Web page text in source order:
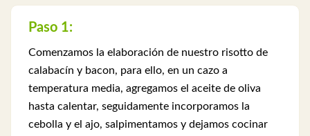
Paso 1:
Comenzamos la elaboración de nuestro risotto de
calabacín y bacon, para ello, en un cazo a
temperatura media, agregamos el aceite de oliva
hasta calentar, seguidamente incorporamos la
cebolla y el ajo, salpimentamos y dejamos cocinar